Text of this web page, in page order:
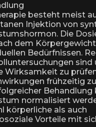
besteht meist
Injektion von
Die
dem
Bedürfnissen.
sind
Wirksamkeit zu
frühzeitig
Behandlung
normalisiert
körperliche als auch
Vorteile mit